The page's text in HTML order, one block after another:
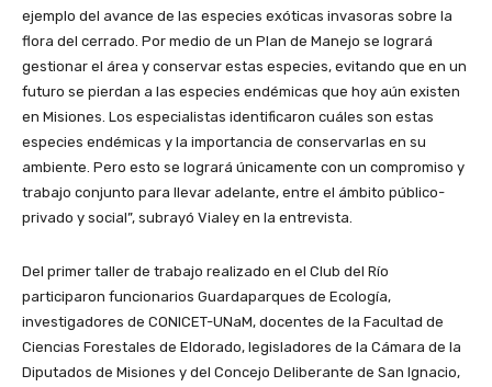
ejemplo del avance de las especies exóticas invasoras sobre la
flora del cerrado. Por medio de un Plan de Manejo se logrará
gestionar el área y conservar estas especies, evitando que en un
futuro se pierdan a las especies endémicas que hoy aún existen
en Misiones. Los especialistas identificaron cuáles son estas
especies endémicas y la importancia de conservarlas en su
ambiente. Pero esto se logrará únicamente con un compromiso y
trabajo conjunto para llevar adelante, entre el ámbito público-
privado y social”, subrayó Vialey en la entrevista.
Del primer taller de trabajo realizado en el Club del Río
participaron funcionarios Guardaparques de Ecología,
investigadores de CONICET-UNaM, docentes de la Facultad de
Ciencias Forestales de Eldorado, legisladores de la Cámara de la
Diputados de Misiones y del Concejo Deliberante de San Ignacio,